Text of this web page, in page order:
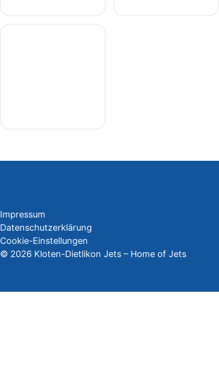
Impressum
Datenschutzerklärung
Cookie-Einstellungen
© 2026 Kloten-Dietlikon Jets – Home of Jets